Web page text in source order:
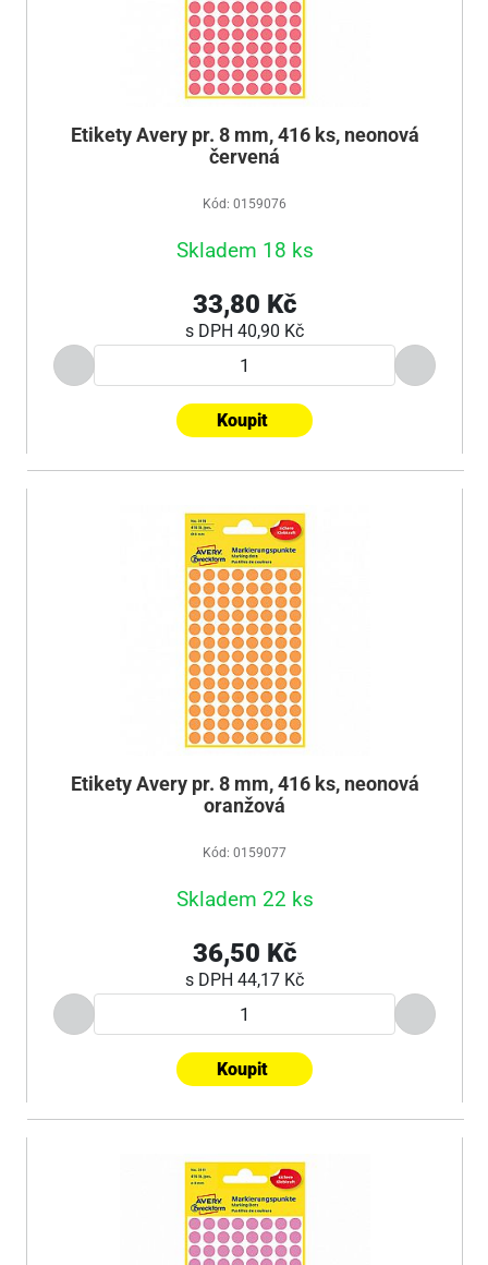
Etikety Avery pr. 8 mm, 416 ks, neonová
červená
Kód: 0159076
Skladem 18 ks
33,80 Kč
s DPH 40,90 Kč
Koupit
Etikety Avery pr. 8 mm, 416 ks, neonová
oranžová
Kód: 0159077
Skladem 22 ks
36,50 Kč
s DPH 44,17 Kč
Koupit